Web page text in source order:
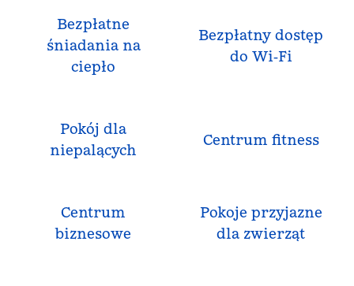
Bezpłatne
śniadania na
ciepło
Bezpłatny dostęp
do Wi‑Fi
Pokój dla
niepalących
Centrum fitness
Centrum
biznesowe
Pokoje przyjazne
dla zwierząt